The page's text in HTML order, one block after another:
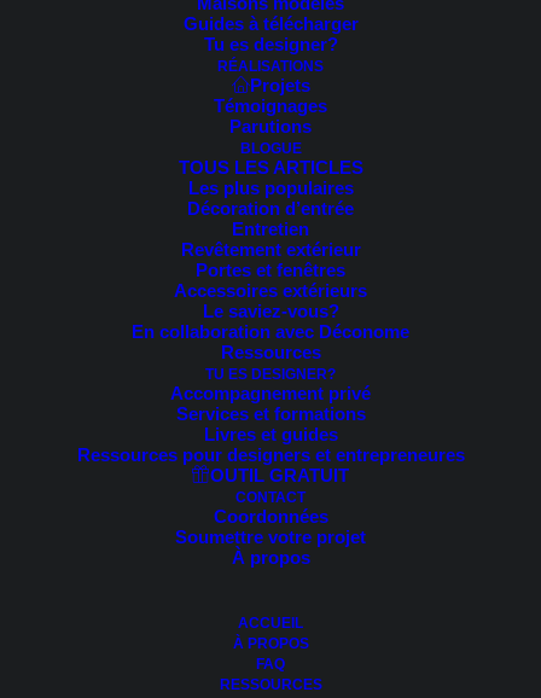
Guides à télécharger
Tu es designer?
RÉALISATIONS
Projets
Témoignages
Parutions
BLOGUE
TOUS LES ARTICLES
Les plus populaires
Décoration d’entrée
Entretien
Revêtement extérieur
Portes et fenêtres
Accessoires extérieurs
Le saviez-vous?
En collaboration avec Déconome
Ressources
TU ES DESIGNER?
Accompagnement privé
Services et formations
Livres et guides
Ressources pour designers et entrepreneures
OUTIL GRATUIT
CONTACT
Coordonnées
Soumettre votre projet
À propos
ACCUEIL
À PROPOS
FAQ
RESSOURCES
235.00